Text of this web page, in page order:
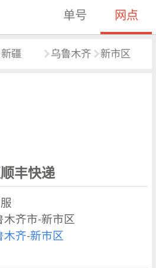
单号 网点
新疆 乌鲁木齐 新市区
丰快递
木齐市-新市区
木齐-新市区